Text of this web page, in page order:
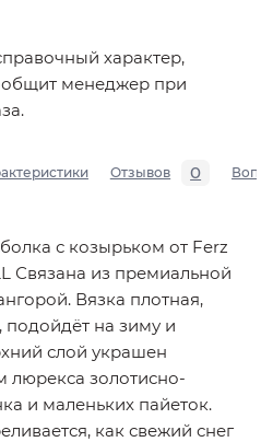
характер,
менеджер при
Отзывов 0
с козырьком от Ferz
Связана из премиальной
Вязка плотная,
подойдёт на зиму и
слой украшен
люрекса золотисно-
и маленьких пайеток.
как свежий снег